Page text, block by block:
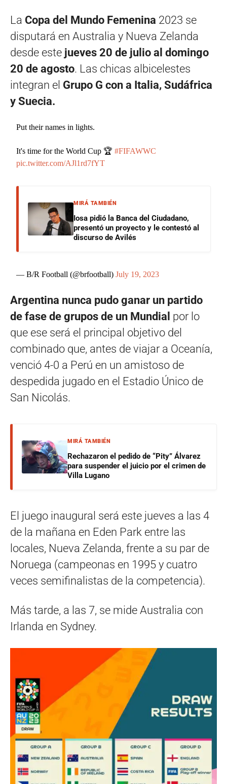
La Copa del Mundo Femenina 2023 se
disputará en Australia y Nueva Zelanda
desde este jueves 20 de julio al domingo
20 de agosto. Las chicas albicelestes
integran el Grupo G con a Italia, Sudáfrica
y Suecia.
Put their names in lights.
It's time for the World Cup 🏆#FIFAWWC
pic.twitter.com/AJl1rd7fYT
MIRÁ TAMBIÉN
Iosa pidió la Banca del Ciudadano,
presentó un proyecto y le contestó al
discurso de Avilés
— B/R Football (@brfootball)July 19, 2023
Argentina nunca pudo ganar un partido
de fase de grupos de un Mundial por lo
que ese será el principal objetivo del
combinado que, antes de viajar a Oceanía,
venció 4-0 a Perú en un amistoso de
despedida jugado en el Estadio Único de
San Nicolás.
MIRÁ TAMBIÉN
Rechazaron el pedido de “Pity” Álvarez
para suspender el juicio por el crimen de
Villa Lugano
El juego inaugural será este jueves a las 4
de la mañana en Eden Park entre las
locales, Nueva Zelanda, frente a su par de
Noruega (campeonas en 1995 y cuatro
veces semifinalistas de la competencia).
Más tarde, a las 7, se mide Australia con
Irlanda en Sydney.